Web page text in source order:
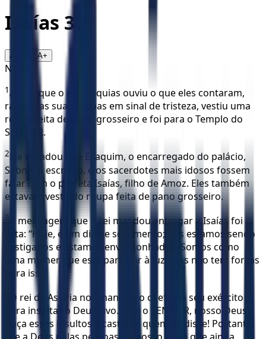
Isaías 37
A- A+
NTLH
1Assim que o rei Ezequias ouviu o que eles contaram,
rasgou as suas roupas em sinal de tristeza, vestiu uma
roupa feita de pano grosseiro e foi para o Templo do
SENHOR.
2
Ele mandou que Eliaquim, o encarregado do palácio,
Sebna, o escrivão, e os sacerdotes mais idosos fossem
falar com o profeta Isaías, filho de Amoz. Eles também
estavam vestindo roupa feita de pano grosseiro.
3
A mensagem que o rei mandou entregar a Isaías foi
esta: “Hoje, é um dia de sofrimento; nós estamos sendo
castigados e estamos envergonhados. Somos como
uma mulher que está para dar à luz, mas não tem forças
para isso.
O rei da Assíria nos mandou o chefe do seu exército
para insultar o Deus vivo. Que o SENHOR, nosso Deus,
ouça esses insultos e castigue quem os disse! Portanto,